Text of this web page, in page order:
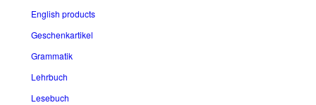
English products
Geschenkartikel
Grammatik
Lehrbuch
Lesebuch